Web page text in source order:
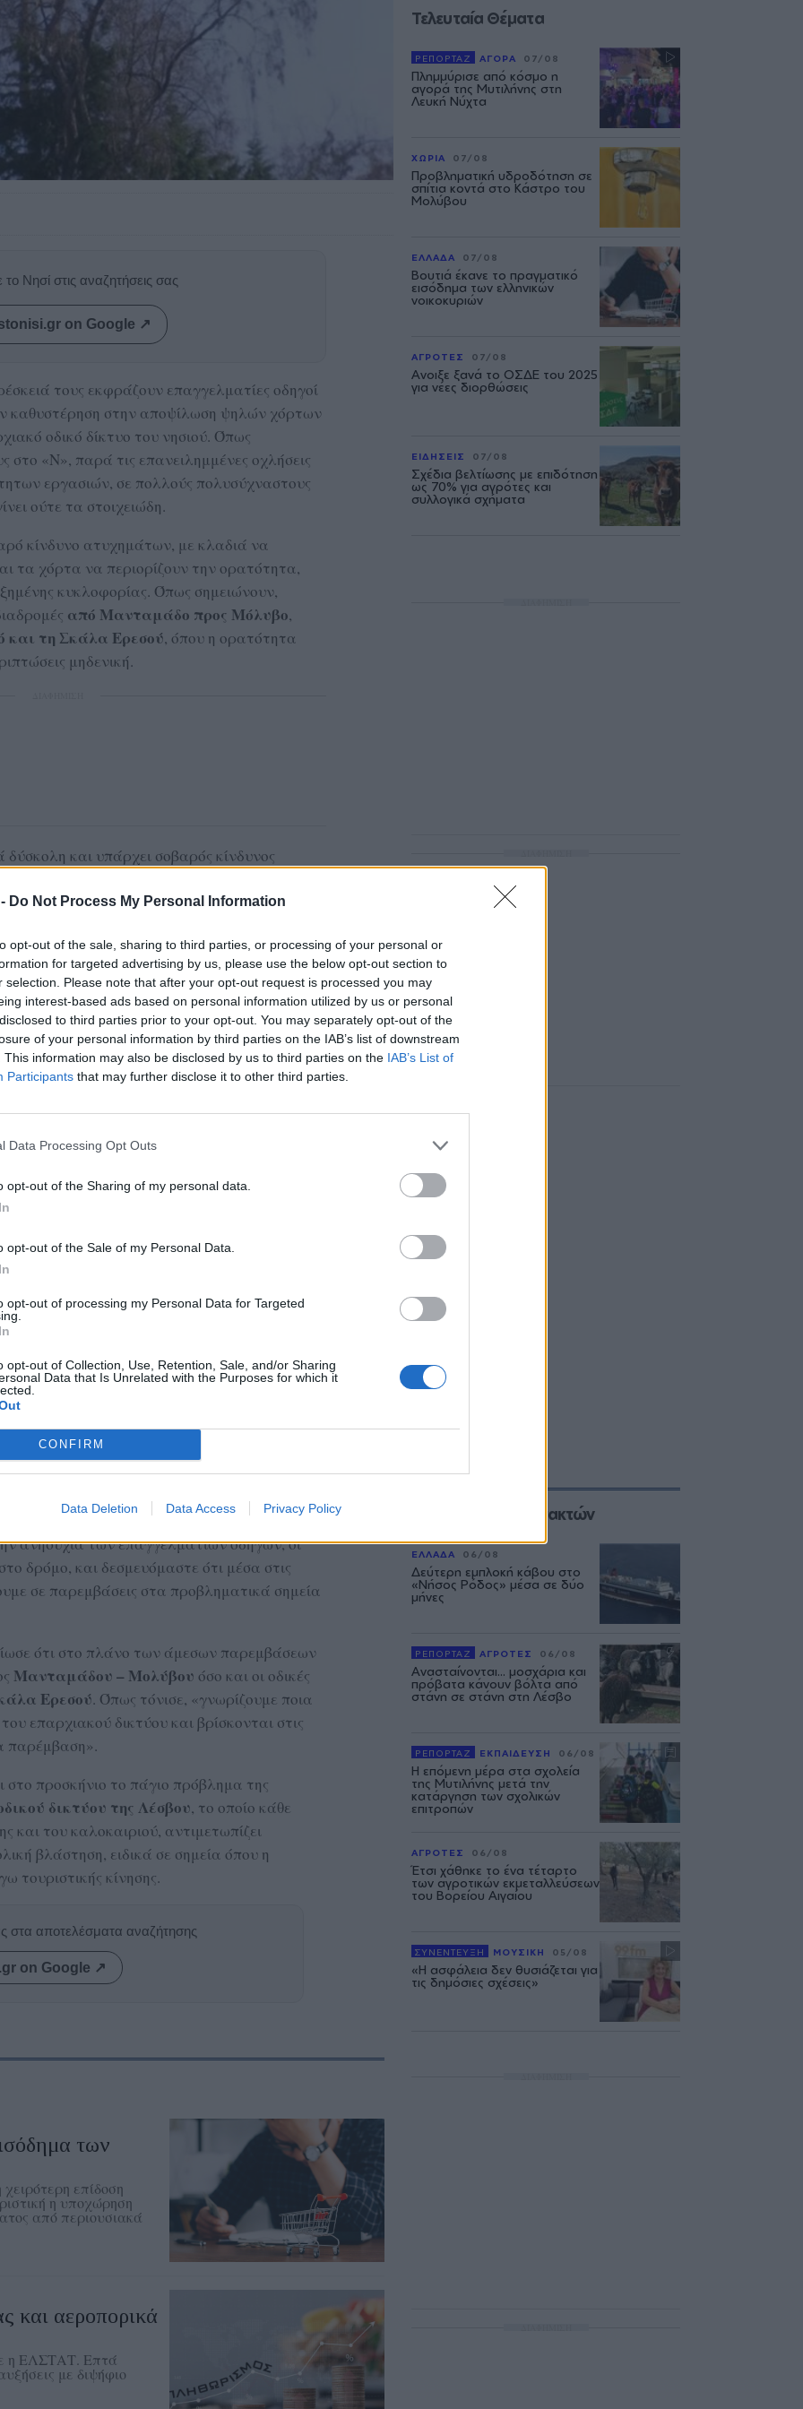
Do Not Process My Personal Information
opt-out of the sale, sharing to third parties, or processing of your personal or
for targeted advertising by us, please use the below opt-out section to
selection. Please note that after your opt-out request is processed you may
interest-based ads based on personal information utilized by us or personal
to third parties prior to your opt-out. You may separately opt-out of the
of your personal information by third parties on the IAB’s list of downstream
This information may also be disclosed by us to third parties on the IAB’s List of
Participants that may further disclose it to other third parties.
Data Processing Opt Outs
opt-out of the Sharing of my personal data.
opt-out of the Sale of my Personal Data.
opt-out of processing my Personal Data for Targeted
opt-out of Collection, Use, Retention, Sale, and/or Sharing
Data that Is Unrelated with the Purposes for which it
CONFIRM
Data Deletion Data Access Privacy Policy
Νησί στις αναζητήσεις σας
on Google ↗
τους εκφράζουν επαγγελματίες οδηγοί
καθυστέρηση στην αποψίλωση ψηλών χόρτων
οδικό δίκτυο του νησιού. Όπως
στο «Ν», παρά τις επανειλημμένες οχλήσεις
εργασιών, σε πολλούς πολυσύχναστους
ούτε τα στοιχειώδη.
κίνδυνο ατυχημάτων, με κλαδιά να
τα χόρτα να περιορίζουν την ορατότητα,
κυκλοφορίας. Όπως σημειώνουν,
από Μανταμάδο προς Μόλυβο,
και τη Σκάλα Ερεσού, όπου η ορατότητα
μηδενική.
δύσκολη και υπάρχει σοβαρός κίνδυνος
μέσα στον δρόμο και σε πολλές περιπτώσεις
με ασφάλεια, ειδικά όταν κινούμαστε
οδηγός, τονίζοντας πως «είναι
Τεχνικών
, ο οποίος ανέφερε ότι οι εργασίες κοπής
ήδη σε εξέλιξη.
στην επαρχιακή οδό Μυτιλήνης - Καλλονής
του νησιού», δήλωσε χαρακτηριστικά,
ανησυχία των επαγγελματιών οδηγών, οι
δρόμο, και δεσμευόμαστε ότι μέσα στις
σε παρεμβάσεις στα προβληματικά σημεία
ότι στο πλάνο των άμεσων παρεμβάσεων
Μανταμάδου – Μολύβου όσο και οι οδικές
Ερεσού. Όπως τόνισε, «γνωρίζουμε ποια
επαρχιακού δικτύου και βρίσκονται στις
παρέμβαση».
προσκήνιο το πάγιο πρόβλημα της
δικτύου της Λέσβου, το οποίο κάθε
και του καλοκαιριού, αντιμετωπίζει
βλάστηση, ειδικά σε σημεία όπου η
τουριστικής κίνησης.
στα αποτελέσματα αναζήτησης
on Google ↗
των
επίδοση
η υποχώρηση
από περιουσιακά
και αεροπορικά
η ΕΛΣΤΑΤ. Επτά
με διψήφιο
Τελευταία Θέματα
ΡΕΠΟΡΤΑΖ ΑΓΟΡΑ 07/08
Πλημμύρισε από κόσμο η
αγορά της Μυτιλήνης στη
Λευκή Νύχτα
ΧΩΡΙΑ 07/08
Προβληματική υδροδότηση σε
σπίτια κοντά στο Κάστρο του
Μολύβου
ΕΛΛΑΔΑ 07/08
Βουτιά έκανε το πραγματικό
εισόδημα των ελληνικών
νοικοκυριών
ΑΓΡΟΤΕΣ 07/08
Ανοιξε ξανά το ΟΣΔΕ του 2025
για νέες διορθώσεις
ΕΙΔΗΣΕΙΣ 07/08
Σχέδια βελτίωσης με επιδότηση
ως 70% για αγρότες και
συλλογικά σχήματα
Επιλογές των Συντακτών
ΕΛΛΑΔΑ 06/08
Δεύτερη εμπλοκή κάβου στο
«Νήσος Ρόδος» μέσα σε δύο
μήνες
ΡΕΠΟΡΤΑΖ ΑΓΡΟΤΕΣ 06/08
Ανασταίνονται... μοσχάρια και
πρόβατα κάνουν βόλτα από
στάνη σε στάνη στη Λέσβο
ΡΕΠΟΡΤΑΖ ΕΚΠΑΙΔΕΥΣΗ 06/08
Η επόμενη μέρα στα σχολεία
της Μυτιλήνης μετά την
κατάργηση των σχολικών
επιτροπών
ΑΓΡΟΤΕΣ 06/08
Έτσι χάθηκε το ένα τέταρτο
των αγροτικών εκμεταλλεύσεων
του Βορείου Αιγαίου
ΣΥΝΕΝΤΕΥΞΗ ΜΟΥΣΙΚΗ 05/08
«Η ασφάλεια δεν θυσιάζεται για
τις δημόσιες σχέσεις»